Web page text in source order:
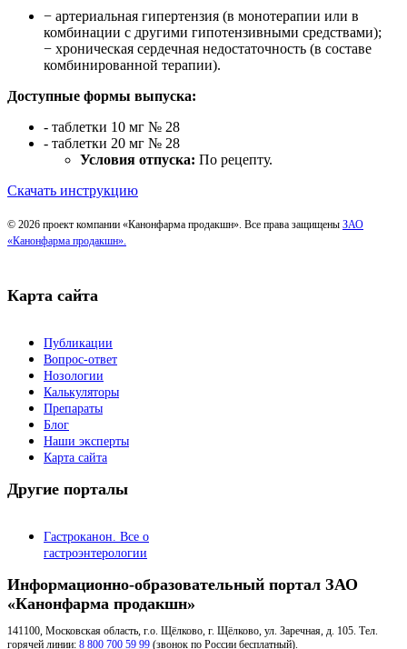
− артериальная гипертензия (в монотерапии или в
комбинации с другими гипотензивными средствами);
− хроническая сердечная недостаточность (в составе
комбинированной терапии).
Доступные формы выпуска:
- таблетки 10 мг № 28
- таблетки 20 мг № 28
Условия отпуска: По рецепту.
Скачать инструкцию
© 2026 проект компании «Канонфарма продакшн». Все права защищены ЗАО
«Канонфарма продакшн».
Карта сайта
Публикации
Вопрос-ответ
Нозологии
Калькуляторы
Препараты
Блог
Наши эксперты
Карта сайта
Другие порталы
Гастроканон. Все о
гастроэнтерологии
Информационно-образовательный портал ЗАО
«Канонфарма продакшн»
141100, Московская область, г.о. Щёлково, г. Щёлково, ул. Заречная, д. 105. Тел.
горячей линии: 8 800 700 59 99 (звонок по России бесплатный).